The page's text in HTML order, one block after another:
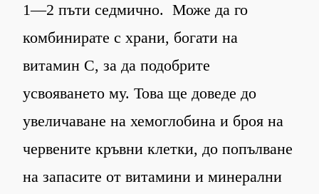
1—2 пъти седмично. Може да го
комбинирате с храни, богати на
витамин С, за да подобрите
усвояването му. Това ще доведе до
увеличаване на хемоглобина и броя на
червените кръвни клетки, до попълване
на запасите от витамини и минерални